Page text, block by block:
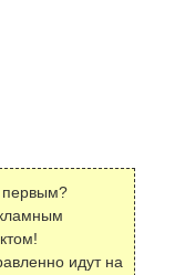
первым?
идут на